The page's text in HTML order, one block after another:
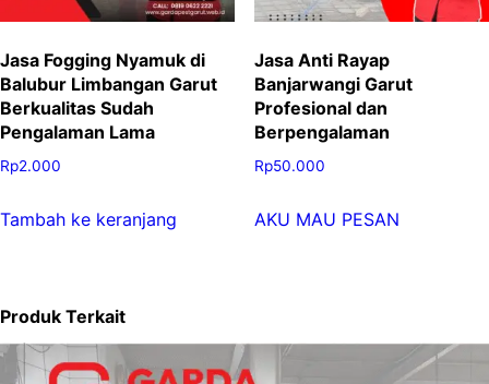
Jasa Fogging Nyamuk di
Balubur Limbangan Garut
Berkualitas Sudah
Pengalaman Lama
Rp2.000
Tambah ke keranjang
Jasa Anti Rayap
Banjarwangi Garut
Profesional dan
Berpengalaman
Rp50.000
AKU MAU PESAN
Produk Terkait